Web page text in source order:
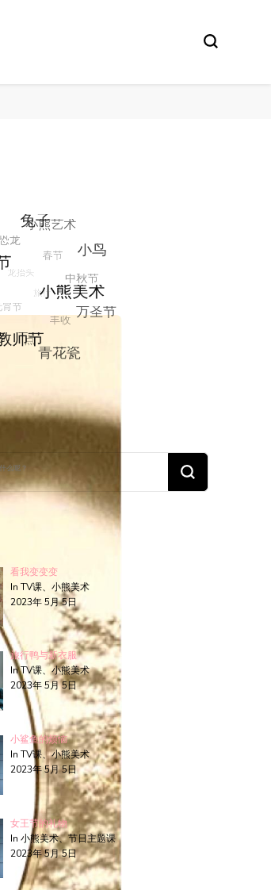
看我变变变
In TV课、小熊美术
2023年 5月 5日
旅行鸭与新衣服
In TV课、小熊美术
2023年 5月 5日
小鲨鱼的烦恼
In TV课、小熊美术
2023年 5月 5日
女王节的礼物
In 小熊美术、节日主题课
2023年 5月 5日